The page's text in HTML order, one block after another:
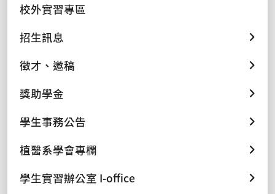
校外實習專區
招生訊息
徵才、邀稿
獎助學金
學生事務公告
植醫系學會專欄
學生實習辦公室 I-office